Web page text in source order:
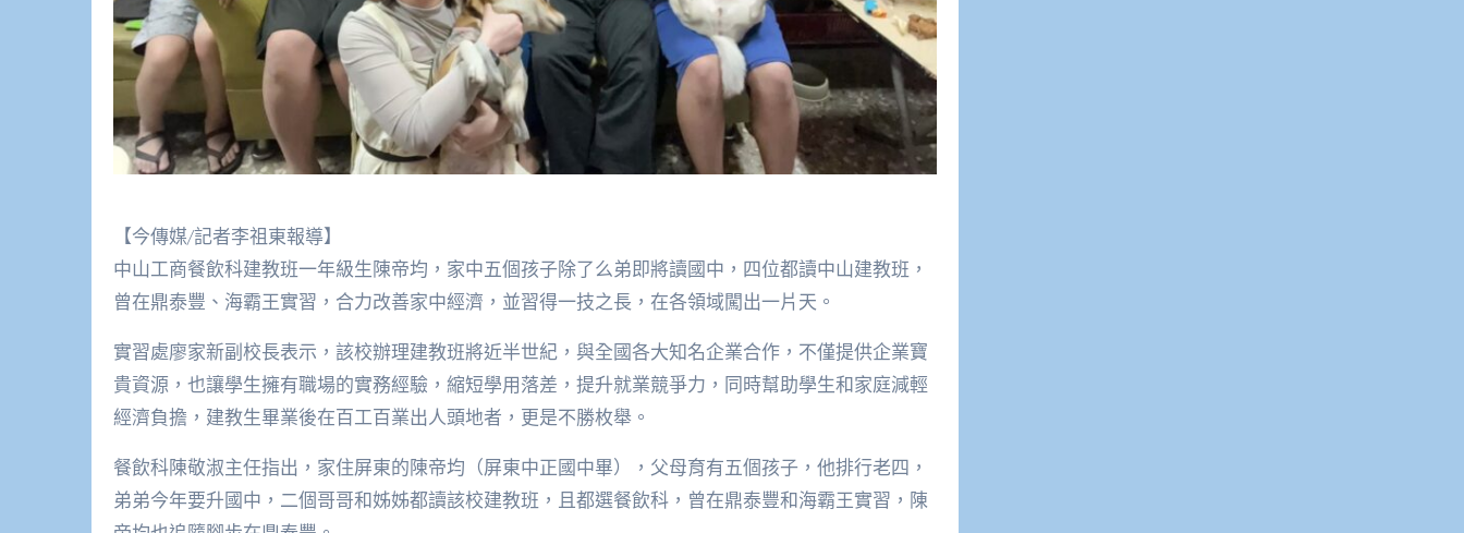
【今傳媒/記者李祖東報導】
中山工商餐飲科建教班一年級生陳帝均，家中五個孩子除了么弟即將讀國中，四位都讀中山建教班，
曾在鼎泰豐、海霸王實習，合力改善家中經濟，並習得一技之長，在各領域闖出一片天。
實習處廖家新副校長表示，該校辦理建教班將近半世紀，與全國各大知名企業合作，不僅提供企業寶
貴資源，也讓學生擁有職場的實務經驗，縮短學用落差，提升就業競爭力，同時幫助學生和家庭減輕
經濟負擔，建教生畢業後在百工百業出人頭地者，更是不勝枚舉。
餐飲科陳敬淑主任指出，家住屏東的陳帝均（屏東中正國中畢），父母育有五個孩子，他排行老四，
弟弟今年要升國中，二個哥哥和姊姊都讀該校建教班，且都選餐飲科，曾在鼎泰豐和海霸王實習，陳